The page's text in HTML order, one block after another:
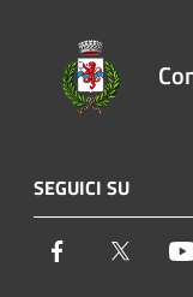
SEGUICI SU
Facebook Twitter